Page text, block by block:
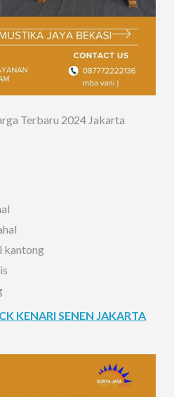
Terbaru 2024 Jakarta
kantong
KENARI SENEN JAKARTA